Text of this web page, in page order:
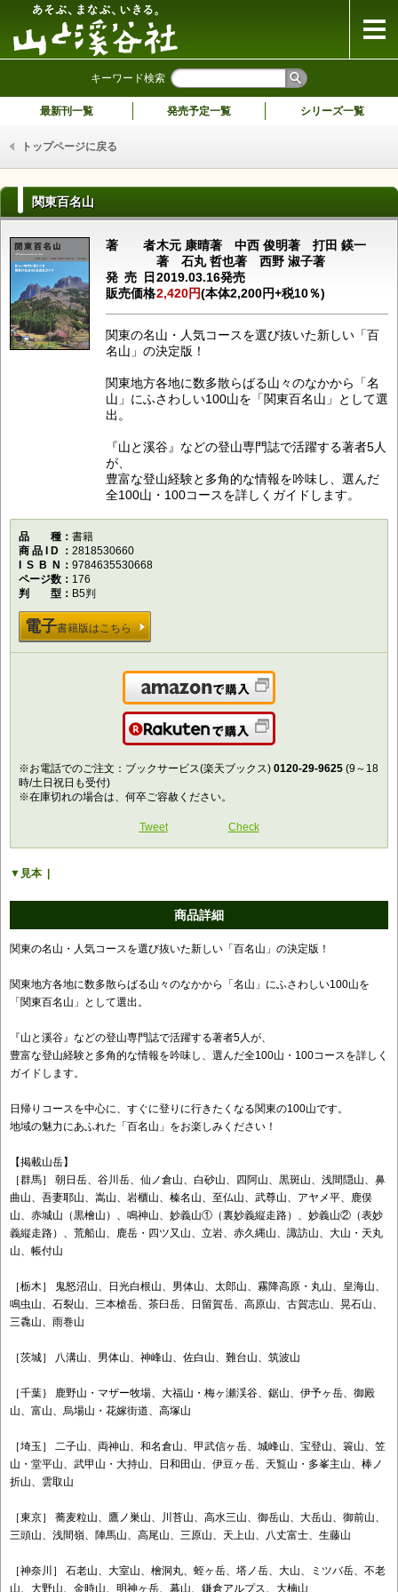
キーワード検索
最新刊一覧 発売予定一覧 シリーズ一覧
トップページに戻る
関東百名山
著者木元 康晴著 中西 俊明著 打田 鍈一
著 石丸 哲也著 西野 淑子著
発売日2019.03.16発売
販売価格2,420円(本体2,200円+税10％)
関東の名山・人気コースを選び抜いた新しい「百
名山」の決定版！
関東地方各地に数多散らばる山々のなかから「名
山」にふさわしい100山を「関東百名山」として選
出。
『山と溪谷』などの登山専門誌で活躍する著者5人
が、
豊富な登山経験と多角的な情報を吟味し、選んだ
全100山・100コースを詳しくガイドします。
品種書籍
商品ID
2818530660
ISBN
9784635530668
ページ数
176
判型B5判
電子書籍版はこちら
Amazonで購入
楽天で購入
※お電話でのご注文：ブックサービス(楽天ブックス) 0120-29-9625 (9～18
時/土日祝日も受付)
※在庫切れの場合は、何卒ご容赦ください。
Tweet Check
見本
商品詳細
関東の名山・人気コースを選び抜いた新しい「百名山」の決定版！
関東地方各地に数多散らばる山々のなかから「名山」にふさわしい100山を
「関東百名山」として選出。
『山と溪谷』などの登山専門誌で活躍する著者5人が、
豊富な登山経験と多角的な情報を吟味し、選んだ全100山・100コースを詳しく
ガイドします。
日帰りコースを中心に、すぐに登りに行きたくなる関東の100山です。
地域の魅力にあふれた「百名山」をお楽しみください！
【掲載山岳】
［群馬］ 朝日岳、谷川岳、仙ノ倉山、白砂山、四阿山、黒斑山、浅間隠山、鼻
曲山、吾妻耶山、嵩山、岩櫃山、榛名山、至仏山、武尊山、アヤメ平、鹿俣
山、赤城山（黒檜山）、鳴神山、妙義山①（裏妙義縦走路）、妙義山②（表妙
義縦走路）、荒船山、鹿岳・四ツ又山、立岩、赤久縄山、諏訪山、大山・天丸
山、帳付山
［栃木］ 鬼怒沼山、日光白根山、男体山、太郎山、霧降高原・丸山、皇海山、
鳴虫山、石裂山、三本槍岳、茶臼岳、日留賀岳、高原山、古賀志山、晃石山、
三毳山、雨巻山
［茨城］ 八溝山、男体山、神峰山、佐白山、難台山、筑波山
［千葉｝ 鹿野山・マザー牧場、大福山・梅ヶ瀬渓谷、鋸山、伊予ヶ岳、御殿
山、富山、烏場山・花嫁街道、高塚山
［埼玉］ 二子山、両神山、和名倉山、甲武信ヶ岳、城峰山、宝登山、簑山、笠
山・堂平山、武甲山・大持山、日和田山、伊豆ヶ岳、天覧山・多峯主山、棒ノ
折山、雲取山
［東京］ 蕎麦粒山、鷹ノ巣山、川苔山、高水三山、御岳山、大岳山、御前山、
三頭山、浅間嶺、陣馬山、高尾山、三原山、天上山、八丈富士、生藤山
［神奈川］ 石老山、大室山、檜洞丸、蛭ヶ岳、塔ノ岳、大山、ミツバ岳、不老
山、大野山、金時山、明神ヶ岳、幕山、鎌倉アルプス、大楠山